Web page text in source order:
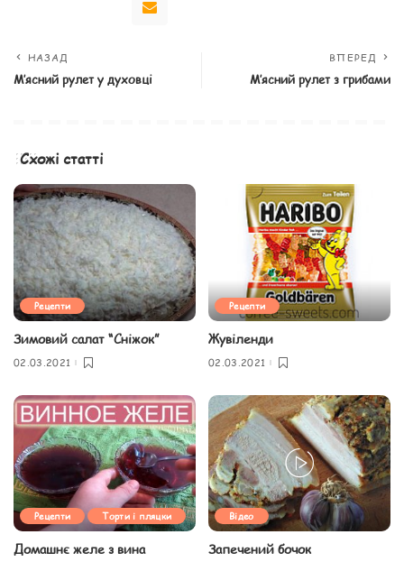
НАЗАД
М’ясний рулет у духовці
ВПЕРЕД
М’ясний рулет з грибами
Схожі статті
Рецепти
Зимовий салат “Сніжок”
02.03.2021
Рецепти
Жувіленди
02.03.2021
Рецепти Торти і пляцки
Домашнє желе з вина
Відео
Запечений бочок